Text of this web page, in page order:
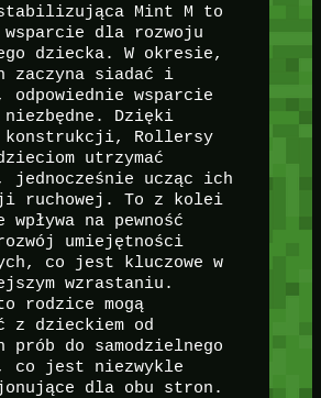
stabilizująca Mint M to
wsparcie dla rozwoju
dziecka. W okresie,
zaczyna siadać i
odpowiednie wsparcie
Dzięki
konstrukcji, Rollersy
utrzymać
jednocześnie ucząc ich
ruchowej. To z kolei
wpływa na pewność
umiejętności
co jest kluczowe w
wzrastaniu.
rodzice mogą
z dzieckiem od
prób do samodzielnego
co jest niezwykle
dla obu stron.